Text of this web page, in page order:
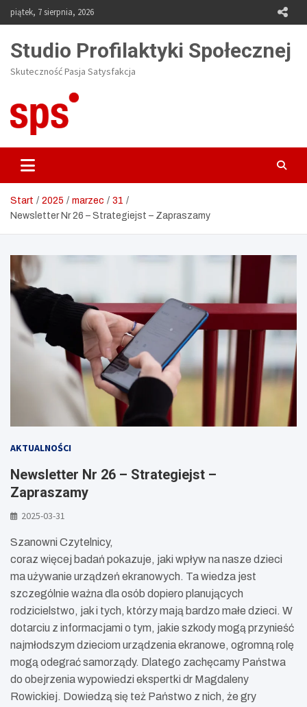
Skippiątek, 7 sierpnia, 2026
Studio Profilaktyki Społecznej
Skuteczność Pasja Satysfakcja
Start 2025 marzec
31
Newsletter Nr 26 – Strategiejst – Zapraszamy
AKTUALNOŚCI
Newsletter Nr 26 – Strategiejst –
Zapraszamy
2025-03-31
Szanowni Czytelnicy,
coraz więcej badań pokazuje, jaki wpływ na nasze dzieci
ma używanie urządzeń ekranowych. Ta wiedza jest
szczególnie ważna dla osób dopiero planujących
rodzicielstwo, jak i tych, którzy mają bardzo małe dzieci. W
dotarciu z informacjami o tym, jakie szkody mogą przynieść
najmłodszym dzieciom urządzenia ekranowe, ogromną rolę
mogą odegrać samorządy. Dlatego zachęcamy Państwa
do obejrzenia wypowiedzi ekspertki dr Magdaleny
Rowickiej. Dowiedzą się też Państwo z nich, że gry